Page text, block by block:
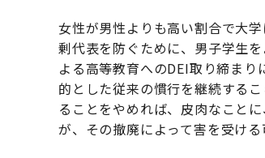
女性が男性よりも高い割合で大
剰代表を防ぐために、男子学生
よる高等教育へのDEI取り締ま
的とした従来の慣行を継続する
ることをやめれば、皮肉なこと
が、その撤廃によって害を受ける